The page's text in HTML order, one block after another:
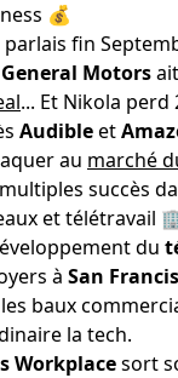
💰
parlais fin
General Motors
... Et Nikola perd
Audibleet
au marché
succès
et télétravail
du
à San
baux
la tech.
Workplacesort